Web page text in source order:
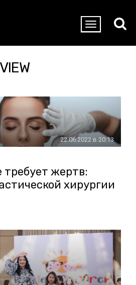
22.06.2022 в 20:13
требует жертв:
хирургии